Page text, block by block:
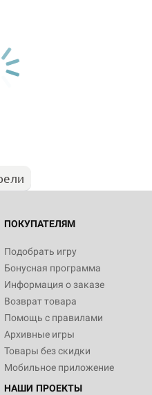
ПОКУПАТЕЛЯМ
Подобрать игру
Бонусная программа
Информация о заказе
Возврат товара
Помощь с правилами
Архивные игры
Товары без скидки
Мобильное приложение
НАШИ ПРОЕКТЫ